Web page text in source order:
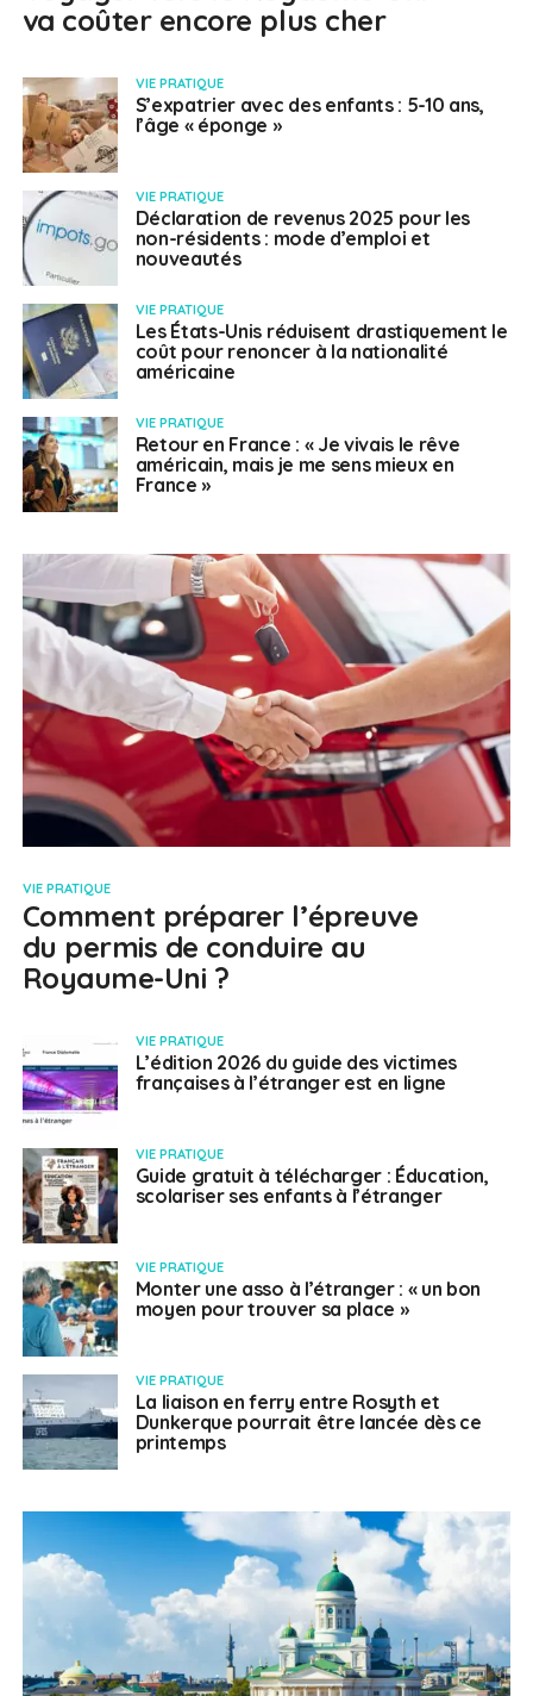
va coûter encore plus cher
VIE PRATIQUE
S’expatrier avec des enfants : 5-10 ans,
l’âge « éponge »
VIE PRATIQUE
Déclaration de revenus 2025 pour les
non-résidents : mode d’emploi et
nouveautés
VIE PRATIQUE
Les États-Unis réduisent drastiquement le
coût pour renoncer à la nationalité
américaine
VIE PRATIQUE
Retour en France : « Je vivais le rêve
américain, mais je me sens mieux en
France »
VIE PRATIQUE
Comment préparer l’épreuve
du permis de conduire au
Royaume-Uni ?
VIE PRATIQUE
L’édition 2026 du guide des victimes
françaises à l’étranger est en ligne
VIE PRATIQUE
Guide gratuit à télécharger : Éducation,
scolariser ses enfants à l’étranger
VIE PRATIQUE
Monter une asso à l’étranger : « un bon
moyen pour trouver sa place »
VIE PRATIQUE
La liaison en ferry entre Rosyth et
Dunkerque pourrait être lancée dès ce
printemps